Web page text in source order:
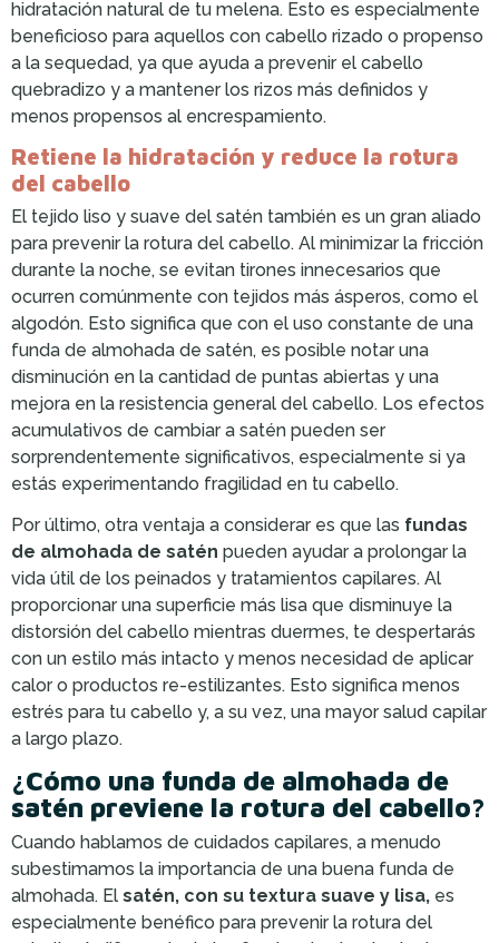
hidratación natural de tu melena. Esto es especialmente
beneficioso para aquellos con cabello rizado o propenso
a la sequedad, ya que ayuda a prevenir el cabello
quebradizo y a mantener los rizos más definidos y
menos propensos al encrespamiento.
Retiene la hidratación y reduce la rotura
del cabello
El tejido liso y suave del satén también es un gran aliado
para prevenir la rotura del cabello. Al minimizar la fricción
durante la noche, se evitan tirones innecesarios que
ocurren comúnmente con tejidos más ásperos, como el
algodón. Esto significa que con el uso constante de una
funda de almohada de satén, es posible notar una
disminución en la cantidad de puntas abiertas y una
mejora en la resistencia general del cabello. Los efectos
acumulativos de cambiar a satén pueden ser
sorprendentemente significativos, especialmente si ya
estás experimentando fragilidad en tu cabello.
Por último, otra ventaja a considerar es que las fundas
de almohada de satén pueden ayudar a prolongar la
vida útil de los peinados y tratamientos capilares. Al
proporcionar una superficie más lisa que disminuye la
distorsión del cabello mientras duermes, te despertarás
con un estilo más intacto y menos necesidad de aplicar
calor o productos re-estilizantes. Esto significa menos
estrés para tu cabello y, a su vez, una mayor salud capilar
a largo plazo.
¿Cómo una funda de almohada de
satén previene la rotura del cabello?
Cuando hablamos de cuidados capilares, a menudo
subestimamos la importancia de una buena funda de
almohada. El satén, con su textura suave y lisa, es
especialmente benéfico para prevenir la rotura del